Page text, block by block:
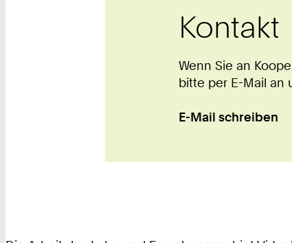
Kontakt
Wenn Sie an
bitte per E-Mail an
E-Mail schreiben